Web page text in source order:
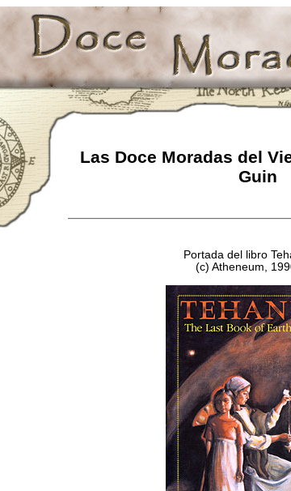
Las Doce Moradas del
Guin
Portada del libro
(c) Atheneum,